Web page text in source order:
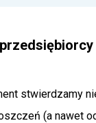
stwierdzamy
(a nawet